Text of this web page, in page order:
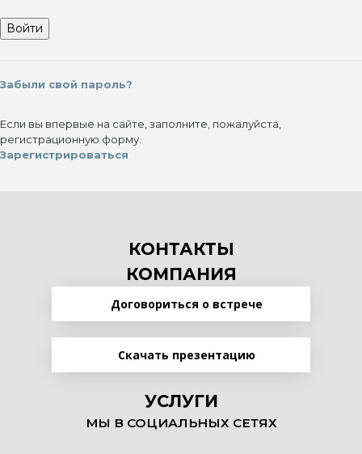
Забыли свой пароль?
Если вы впервые на сайте, заполните, пожалуйста,
регистрационную форму.
Зарегистрироваться
КОНТАКТЫ
КОМПАНИЯ
Договориться о встрече
Скачать презентацию
УСЛУГИ
МЫ В СОЦИАЛЬНЫХ СЕТЯХ